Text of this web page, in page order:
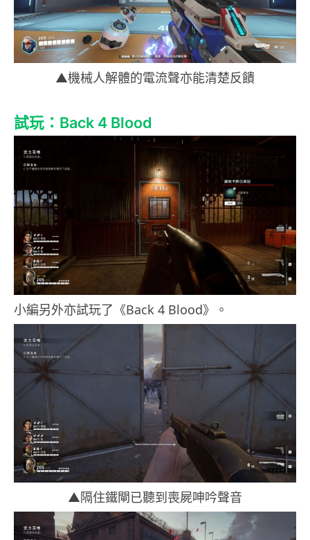
▲機械人解體的電流聲亦能清楚反饋
試玩：Back 4 Blood
小編另外亦試玩了《Back 4 Blood》。
▲隔住鐵閘已聽到喪屍呻吟聲音